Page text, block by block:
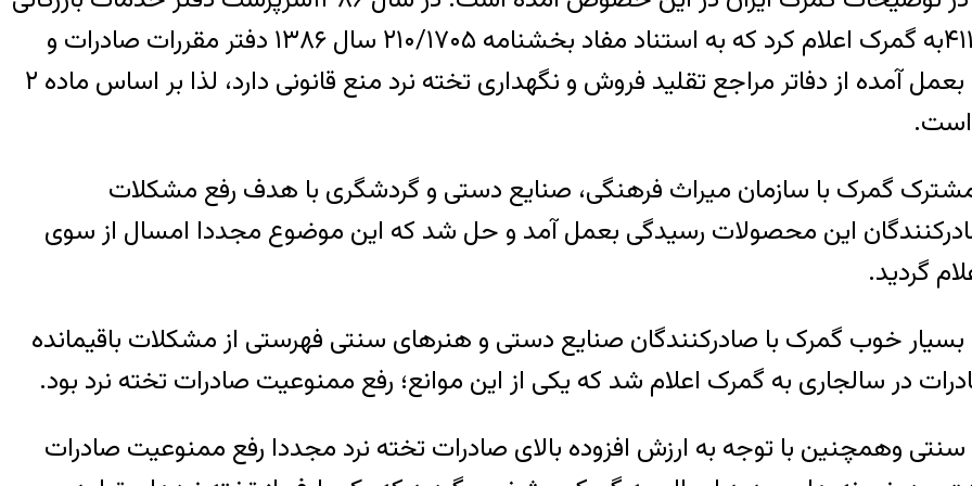
سازمان توسعه تجارت در نامه ای به شماره ۴۱۱/۵۹۴به گمرک اعلام کرد که به استناد مفاد بخشنامه ۲۱۰/۱۷۰۵ سال ۱۳۸۶ دفتر مقررات صادرات و
واردات سازمان توسعه تجارت ؛ بر اساس استفتاء بعمل آمده از دفاتر مراجع تقلید فروش و نگهداری تخته نرد منع قانونی دارد، لذا بر اساس ماده ۲
است.
جلسات مشترک گمرک با سازمان میراث فرهنگی، صنایع دستی و گردشگری با هدف رفع مشکلات
این محصولات رسیدگی بعمل آمد و حل شد که این موضوع مجددا امسال از سوی
گردید.
خوب گمرک با صادرکنندگان صنایع دستی و هنرهای سنتی فهرستی از مشکلات باقیمانده
در سالجاری به گمرک اعلام شد که یکی از این موانع؛ رفع ممنوعیت صادرات تخته نرد بود.
وهمچنین با توجه به ارزش افزوده بالای صادرات تخته نرد مجددا رفع ممنوعیت صادرات